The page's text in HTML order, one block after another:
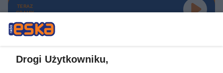
TERAZ
GRAMY
Drogi Użytkowniku,